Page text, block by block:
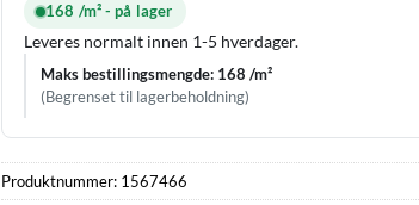
168 /m² - på lager
Leveres normalt innen 1-5 hverdager.
Maks bestillingsmengde: 168 /m²
(Begrenset til lagerbeholdning)
Produktnummer: 1567466